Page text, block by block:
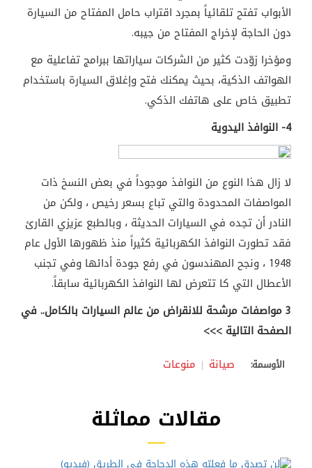
الأبواب تفتح تلقائياً بمجرد اقتراب حامل المفتاح من السيارة
دون الحاجة لإخراج المفتاح من جيبه.
ومؤخرا زوّدت كثير من الشركات سياراتها ببرامج تفاعلية مع
الهواتف الذكية، بحيث يمكنك فتح وإغلاق السيارة باستخدام
تطبيق خاص على هاتفك الذكي.
4- النوافذ اليدوية
لا زال هذا النوع من النوافذ موجوداً في بعض النسخ ذات
المواصفات المحدودة والتي تباع بسعر رخيص ، ولكن من
النادر أن تجده في السيارات الحديثة ، وبالطبع عزيزي القارئ
فقد تطورت النوافذ الكهربائية كثيراً منذ ظهورها الأول عام
1948 ، ونجح المهندسون في رفع جودة أدائها وفي تجنب
الأعطال التي كا تتعرض لها النوافذ الكهربائية سابقاً.
3مواصفات مرشحة للانقراض من عالم السيارات بالكامل.. في
الصفحة التالية >>>
الأوسمة: صيانة منوعات
مقالات مماثلة